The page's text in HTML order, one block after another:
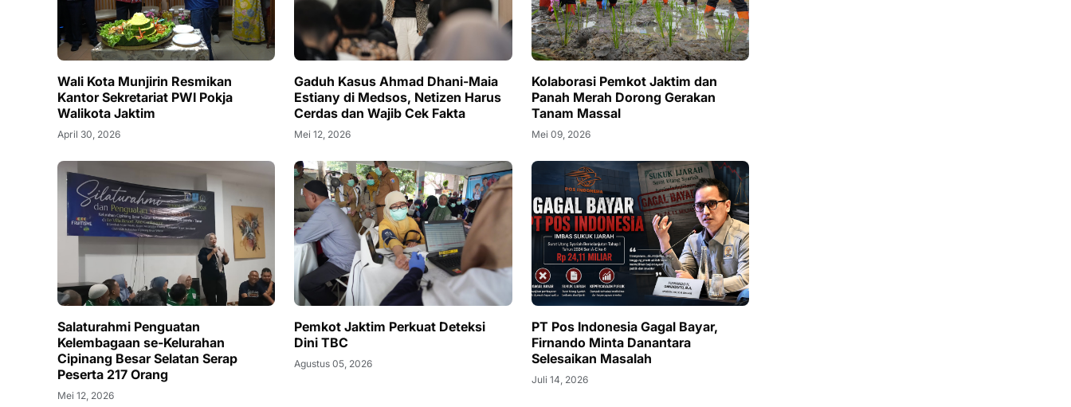
Wali Kota Munjirin Resmikan
Kantor Sekretariat PWI Pokja
Walikota Jaktim
April 30, 2026
Gaduh Kasus Ahmad Dhani-Maia
Estiany di Medsos, Netizen Harus
Cerdas dan Wajib Cek Fakta
Mei 12, 2026
Kolaborasi Pemkot Jaktim dan
Panah Merah Dorong Gerakan
Tanam Massal
Mei 09, 2026
Salaturahmi Penguatan
Kelembagaan se-Kelurahan
Cipinang Besar Selatan Serap
Peserta 217 Orang
Mei 12, 2026
Pemkot Jaktim Perkuat Deteksi
Dini TBC
Agustus 05, 2026
PT Pos Indonesia Gagal Bayar,
Firnando Minta Danantara
Selesaikan Masalah
Juli 14, 2026